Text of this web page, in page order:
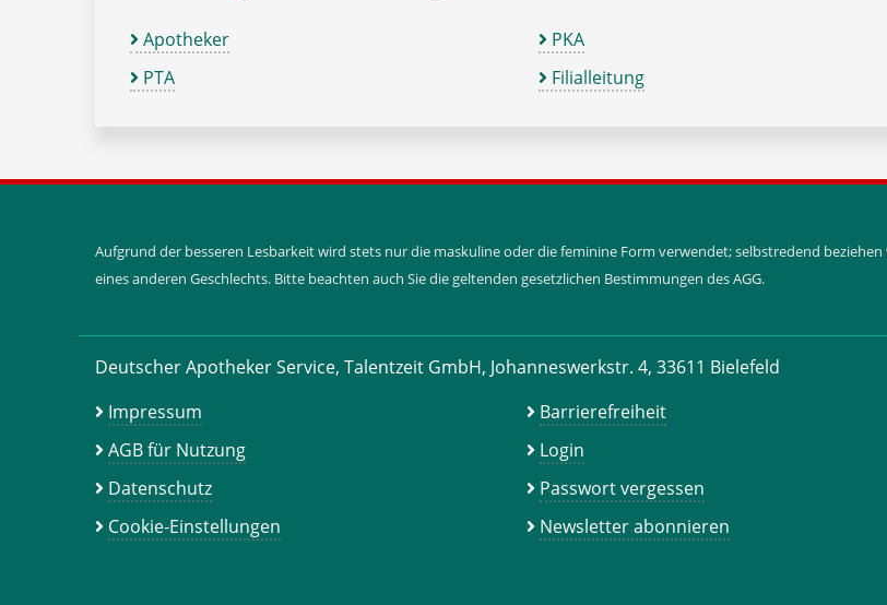
Apotheker
PTA
PKA
Filialleitung
Aufgrund der besseren Lesbarkeit wird stets nur die maskuline oder die feminine Form verwendet; selbstredend
eines anderen Geschlechts. Bitte beachten auch Sie die geltenden gesetzlichen Bestimmungen des AGG.
Deutscher Apotheker Service, Talentzeit GmbH, Johanneswerkstr. 4, 33611 Bielefeld
Impressum
AGB für Nutzung
Datenschutz
Cookie-Einstellungen
Barrierefreiheit
Login
Passwort vergessen
Newsletter abonnieren